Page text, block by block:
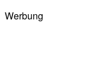
Werbung